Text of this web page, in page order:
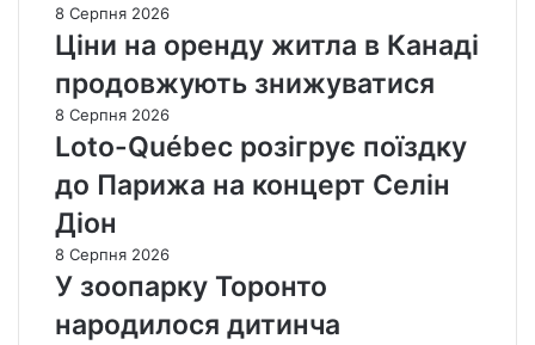
8 Серпня 2026
Ціни на оренду житла в Канаді
продовжують знижуватися
8 Серпня 2026
Loto-Québec розігрує поїздку
до Парижа на концерт Селін
Діон
8 Серпня 2026
У зоопарку Торонто
народилося дитинча